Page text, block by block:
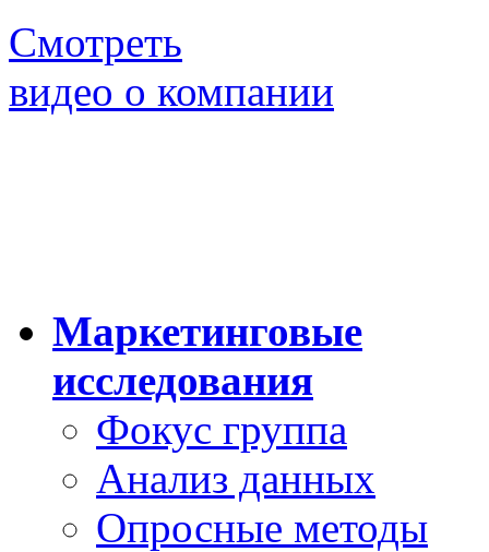
Смотреть
видео о компании
Маркетинговые
исследования
Фокус группа
Анализ данных
Опросные методы